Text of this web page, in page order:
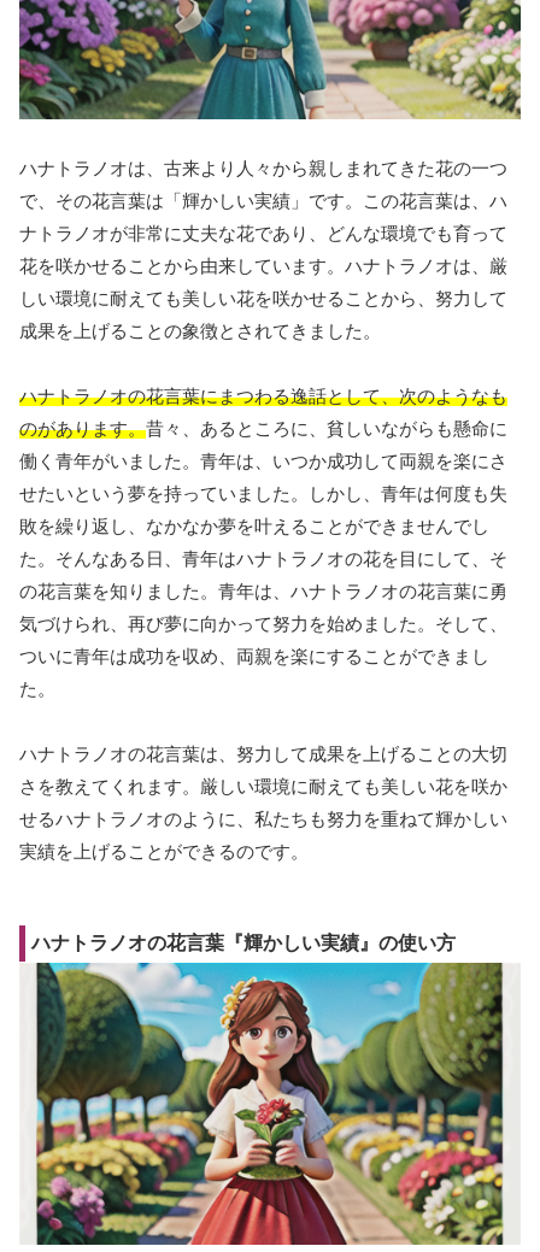
ハナトラノオは、古来より人々から親しまれてきた花の一つ
で、その花言葉は「輝かしい実績」です。この花言葉は、ハ
ナトラノオが非常に丈夫な花であり、どんな環境でも育って
花を咲かせることから由来しています。ハナトラノオは、厳
しい環境に耐えても美しい花を咲かせることから、努力して
成果を上げることの象徴とされてきました。
ハナトラノオの花言葉にまつわる逸話として、次のようなも
のがあります。昔々、あるところに、貧しいながらも懸命に
働く青年がいました。青年は、いつか成功して両親を楽にさ
せたいという夢を持っていました。しかし、青年は何度も失
敗を繰り返し、なかなか夢を叶えることができませんでし
た。そんなある日、青年はハナトラノオの花を目にして、そ
の花言葉を知りました。青年は、ハナトラノオの花言葉に勇
気づけられ、再び夢に向かって努力を始めました。そして、
ついに青年は成功を収め、両親を楽にすることができまし
た。
ハナトラノオの花言葉は、努力して成果を上げることの大切
さを教えてくれます。厳しい環境に耐えても美しい花を咲か
せるハナトラノオのように、私たちも努力を重ねて輝かしい
実績を上げることができるのです。
ハナトラノオの花言葉『輝かしい実績』の使い方